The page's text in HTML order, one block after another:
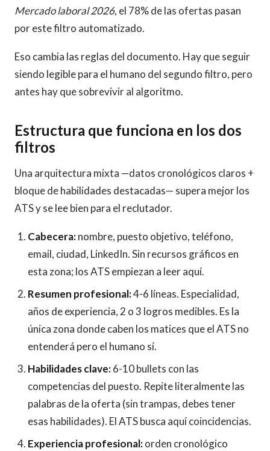
Mercado laboral 2026, el 78% de las ofertas pasan
por este filtro automatizado.
Eso cambia las reglas del documento. Hay que seguir
siendo legible para el humano del segundo filtro, pero
antes hay que sobrevivir al algoritmo.
Estructura que funciona en los dos
filtros
Una arquitectura mixta —datos cronológicos claros +
bloque de habilidades destacadas— supera mejor los
ATS y se lee bien para el reclutador.
Cabecera:nombre, puesto objetivo, teléfono,
email, ciudad, LinkedIn. Sin recursos gráficos en
esta zona; los ATS empiezan a leer aquí.
Resumen profesional:4-6 líneas. Especialidad,
años de experiencia, 2 o 3 logros medibles. Es la
única zona donde caben los matices que el ATS no
entenderá pero el humano sí.
Habilidades clave:6-10 bullets con las
competencias del puesto. Repite literalmente las
palabras de la oferta (sin trampas, debes tener
esas habilidades). El ATS busca aquí coincidencias.
Experiencia profesional:orden cronológico